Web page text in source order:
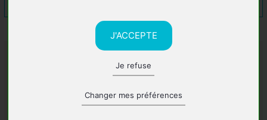
J'ACCEPTE
Je refuse
Changer mes préférences
A lire également